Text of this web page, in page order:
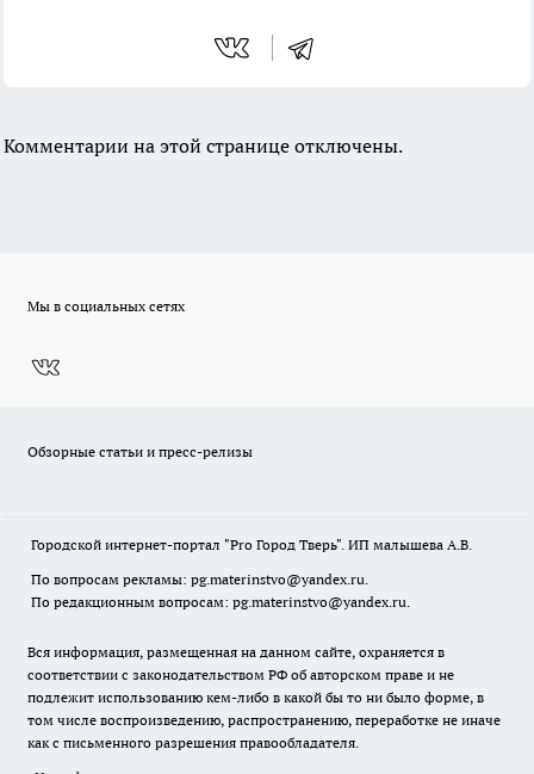
Комментарии на этой странице отключены.
Мы в социальных сетях
Обзорные статьи и пресс-релизы
Городской интернет-портал "Pro Город Тверь". ИП малышева А.В.
По вопросам рекламы: pg.materinstvo@yandex.ru.
По редакционным вопросам: pg.materinstvo@yandex.ru.
Вся информация, размещенная на данном сайте, охраняется в
соответствии с законодательством РФ об авторском праве и не
подлежит использованию кем-либо в какой бы то ни было форме, в
том числе воспроизведению, распространению, переработке не иначе
как с письменного разрешения правообладателя.